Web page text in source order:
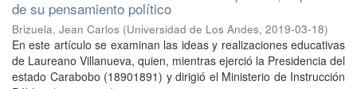
de su pensamiento político
Brizuela, Jean Carlos (Universidad de Los Andes, 2019-03-18)
En este artículo se examinan las ideas y realizaciones educativas
de Laureano Villanueva, quien, mientras ejerció la Presidencia del
estado Carabobo (18901891) y dirigió el Ministerio de Instrucción